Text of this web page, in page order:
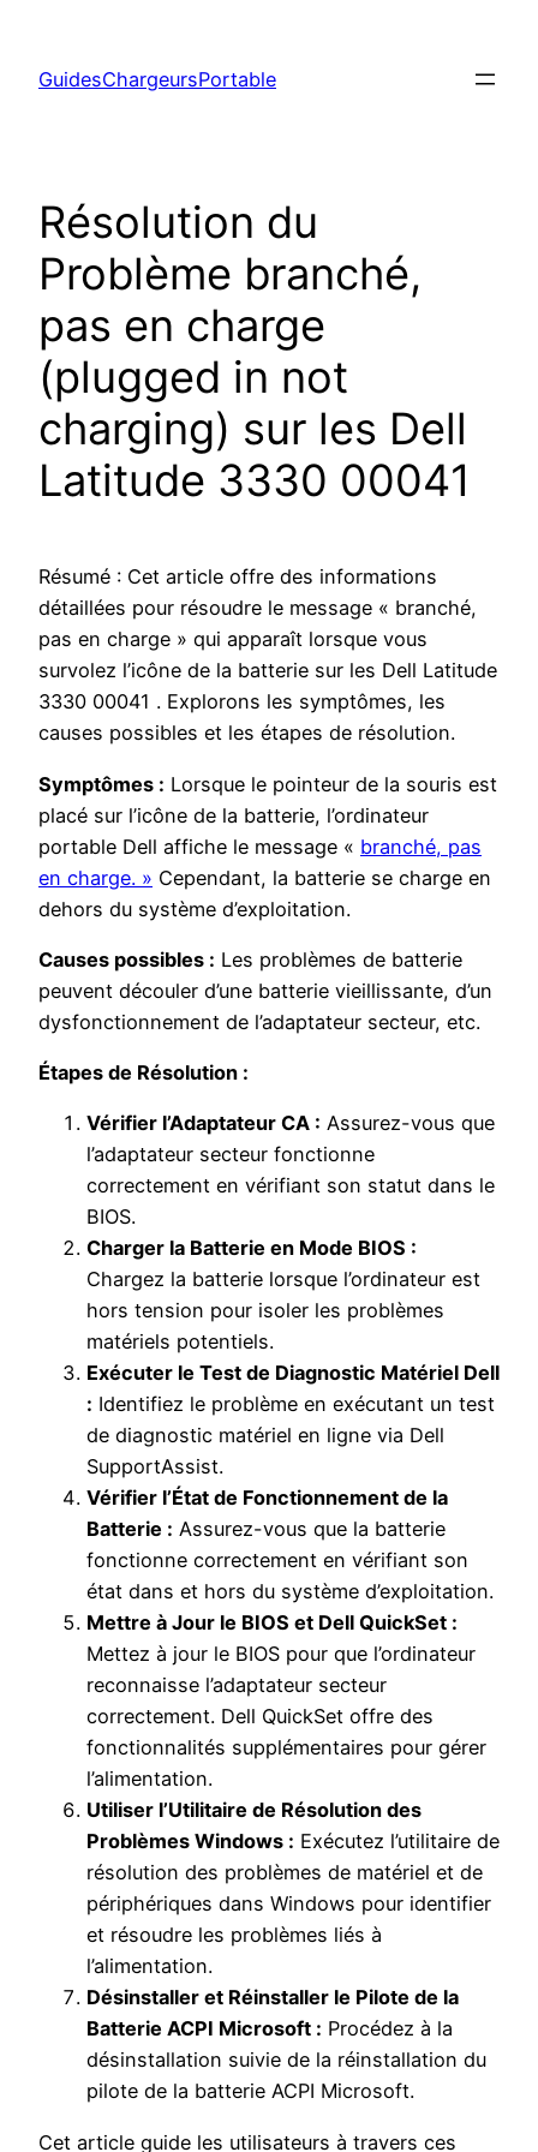
contenu
GuidesChargeursPortable
Résolution du
Problème branché,
pas en charge
(plugged in not
charging) sur les Dell
Latitude 3330 00041
Résumé : Cet article offre des informations
détaillées pour résoudre le message « branché,
pas en charge » qui apparaît lorsque vous
survolez l’icône de la batterie sur les Dell Latitude
3330 00041 . Explorons les symptômes, les
causes possibles et les étapes de résolution.
Symptômes : Lorsque le pointeur de la souris est
placé sur l’icône de la batterie, l’ordinateur
portable Dell affiche le message « branché, pas
en charge. » Cependant, la batterie se charge en
dehors du système d’exploitation.
Causes possibles : Les problèmes de batterie
peuvent découler d’une batterie vieillissante, d’un
dysfonctionnement de l’adaptateur secteur, etc.
Étapes de Résolution :
Vérifier l’Adaptateur CA : Assurez-vous que
l’adaptateur secteur fonctionne
correctement en vérifiant son statut dans le
BIOS.
Charger la Batterie en Mode BIOS :
Chargez la batterie lorsque l’ordinateur est
hors tension pour isoler les problèmes
matériels potentiels.
Exécuter le Test de Diagnostic Matériel Dell
: Identifiez le problème en exécutant un test
de diagnostic matériel en ligne via Dell
SupportAssist.
Vérifier l’État de Fonctionnement de la
Batterie : Assurez-vous que la batterie
fonctionne correctement en vérifiant son
état dans et hors du système d’exploitation.
Mettre à Jour le BIOS et Dell QuickSet :
Mettez à jour le BIOS pour que l’ordinateur
reconnaisse l’adaptateur secteur
correctement. Dell QuickSet offre des
fonctionnalités supplémentaires pour gérer
l’alimentation.
Utiliser l’Utilitaire de Résolution des
Problèmes Windows : Exécutez l’utilitaire de
résolution des problèmes de matériel et de
périphériques dans Windows pour identifier
et résoudre les problèmes liés à
l’alimentation.
Désinstaller et Réinstaller le Pilote de la
Batterie ACPI Microsoft : Procédez à la
désinstallation suivie de la réinstallation du
pilote de la batterie ACPI Microsoft.
Cet article guide les utilisateurs à travers ces